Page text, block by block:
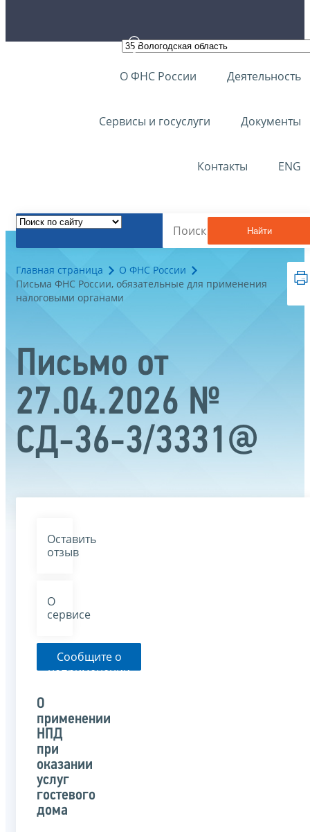
О ФНС России Деятельность
Сервисы и госуслуги Документы
Контакты ENG
Найти
Главная страница
О ФНС России
Письма ФНС России, обязательные для применения
налоговыми органами
Письмо от
27.04.2026 №
СД-36-3/3331@
Оставить
отзыв
О
сервисе
Сообщите о
неприменении
указанного
О
применении
НПД
при
оказании
услуг
гостевого
дома